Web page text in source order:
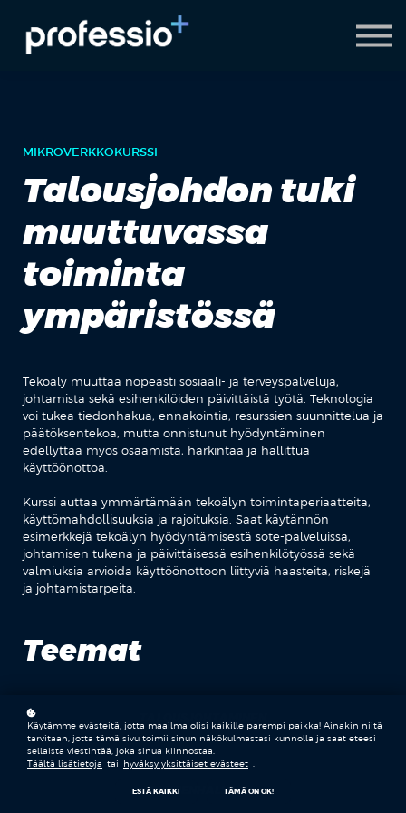
AI Coach
Pyydä demo
MIKROVERKKOKURSSI
Talousjohdon tuki
muuttuvassa
toiminta
ympäristössä
Tekoäly muuttaa nopeasti sosiaali- ja terveyspalveluja,
johtamista sekä esihenkilöiden päivittäistä työtä. Teknologia
voi tukea tiedonhakua, ennakointia, resurssien suunnittelua ja
päätöksentekoa, mutta onnistunut hyödyntäminen
edellyttää myös osaamista, harkintaa ja hallittua
käyttöönottoa.
Kurssi auttaa ymmärtämään tekoälyn toimintaperiaatteita,
käyttömahdollisuuksia ja rajoituksia. Saat käytännön
esimerkkejä tekoälyn hyödyntämisestä sote-palveluissa,
johtamisen tukena ja päivittäisessä esihenkilötyössä sekä
valmiuksia arvioida käyttöönottoon liittyviä haasteita, riskejä
ja johtamistarpeita.
Teemat
RISKIENHALLINTA
Käytämme evästeitä, jotta maailma olisi kaikille parempi paikka! Ainakin niitä
tarvitaan, jotta tämä sivu toimii sinun näkökulmastasi kunnolla ja saat eteesi
sellaista viestintää, joka sinua kiinnostaa.
Täältä lisätietoja tai hyväksy yksittäiset evästeet
ESTÄ KAIKKI TÄMÄ ON OK!